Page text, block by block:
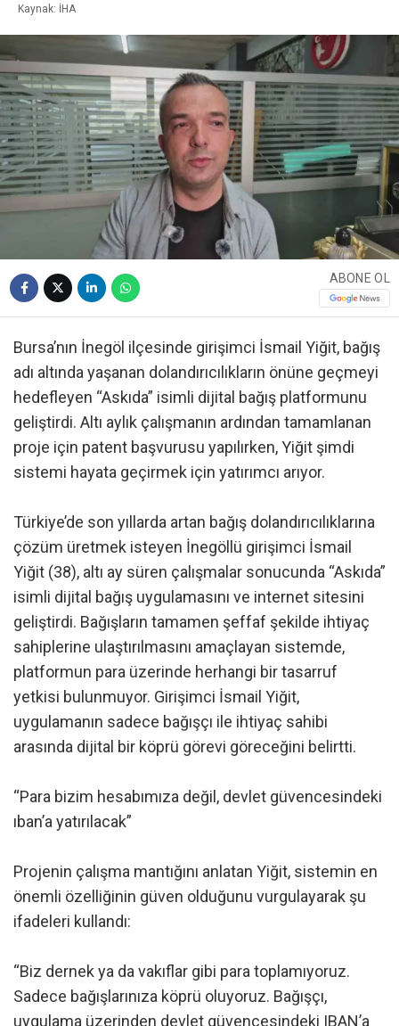
Kaynak: İHA
ABONE OL
Bursa’nın İnegöl ilçesinde girişimci İsmail Yiğit, bağış
adı altında yaşanan dolandırıcılıkların önüne geçmeyi
hedefleyen “Askıda” isimli dijital bağış platformunu
geliştirdi. Altı aylık çalışmanın ardından tamamlanan
proje için patent başvurusu yapılırken, Yiğit şimdi
sistemi hayata geçirmek için yatırımcı arıyor.
Türkiye’de son yıllarda artan bağış dolandırıcılıklarına
çözüm üretmek isteyen İnegöllü girişimci İsmail
Yiğit (38), altı ay süren çalışmalar sonucunda “Askıda”
isimli dijital bağış uygulamasını ve internet sitesini
geliştirdi. Bağışların tamamen şeffaf şekilde ihtiyaç
sahiplerine ulaştırılmasını amaçlayan sistemde,
platformun para üzerinde herhangi bir tasarruf
yetkisi bulunmuyor. Girişimci İsmail Yiğit,
uygulamanın sadece bağışçı ile ihtiyaç sahibi
arasında dijital bir köprü görevi göreceğini belirtti.
“Para bizim hesabımıza değil, devlet güvencesindeki
ıban’a yatırılacak”
Projenin çalışma mantığını anlatan Yiğit, sistemin en
önemli özelliğinin güven olduğunu vurgulayarak şu
ifadeleri kullandı:
“Biz dernek ya da vakıflar gibi para toplamıyoruz.
Sadece bağışlarınıza köprü oluyoruz. Bağışçı,
uygulama üzerinden devlet güvencesindeki IBAN’a